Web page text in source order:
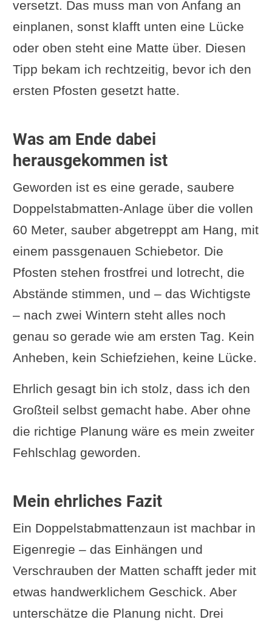
versetzt. Das muss man von Anfang an
einplanen, sonst klafft unten eine Lücke
oder oben steht eine Matte über. Diesen
Tipp bekam ich rechtzeitig, bevor ich den
ersten Pfosten gesetzt hatte.
Was am Ende dabei
herausgekommen ist
Geworden ist es eine gerade, saubere
Doppelstabmatten-Anlage über die vollen
60 Meter, sauber abgetreppt am Hang, mit
einem passgenauen Schiebetor. Die
Pfosten stehen frostfrei und lotrecht, die
Abstände stimmen, und – das Wichtigste
– nach zwei Wintern steht alles noch
genau so gerade wie am ersten Tag. Kein
Anheben, kein Schiefziehen, keine Lücke.
Ehrlich gesagt bin ich stolz, dass ich den
Großteil selbst gemacht habe. Aber ohne
die richtige Planung wäre es mein zweiter
Fehlschlag geworden.
Mein ehrliches Fazit
Ein Doppelstabmattenzaun ist machbar in
Eigenregie – das Einhängen und
Verschrauben der Matten schafft jeder mit
etwas handwerklichem Geschick. Aber
unterschätze die Planung nicht. Drei